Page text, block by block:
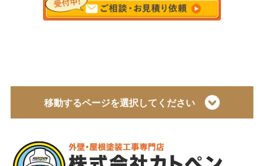
移動するページを選択してください
会社概要